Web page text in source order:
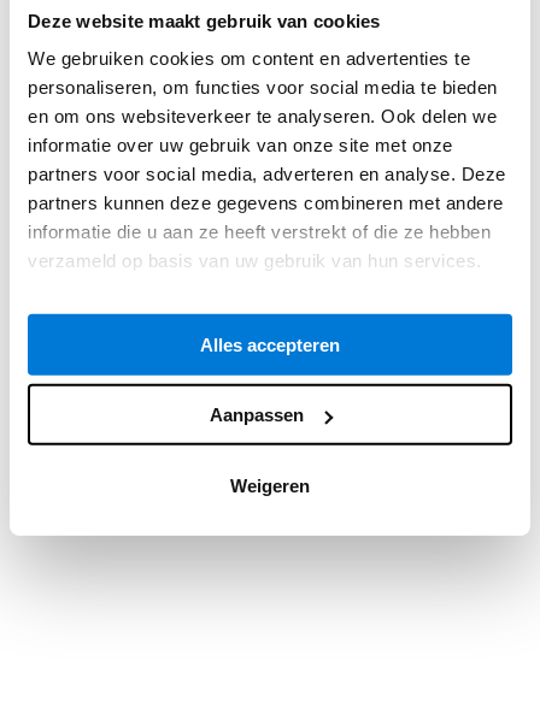
Deze website maakt gebruik van cookies
We gebruiken cookies om content en advertenties te
personaliseren, om functies voor social media te bieden
en om ons websiteverkeer te analyseren. Ook delen we
informatie over uw gebruik van onze site met onze
partners voor social media, adverteren en analyse. Deze
partners kunnen deze gegevens combineren met andere
informatie die u aan ze heeft verstrekt of die ze hebben
verzameld op basis van uw gebruik van hun services.
Alles accepteren
Aanpassen
Weigeren
Application error: a client-side exception has occurred while
loadingwww.asv.nl(see the browser consolefor more
information).